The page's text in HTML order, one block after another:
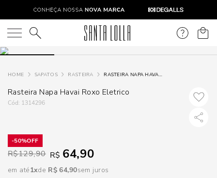
O que você está procurando?
SAPATOS RASTEIRA RASTEIRA NAPA HAVAI ROXO ELETRICO
Rasteira Napa Havai Roxo Eletrico
: 1314296
50%
R$129,90 R$ 64,90
em até1 R$ 64,90sem juros